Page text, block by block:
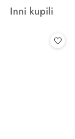
Produkty
Inni kupili